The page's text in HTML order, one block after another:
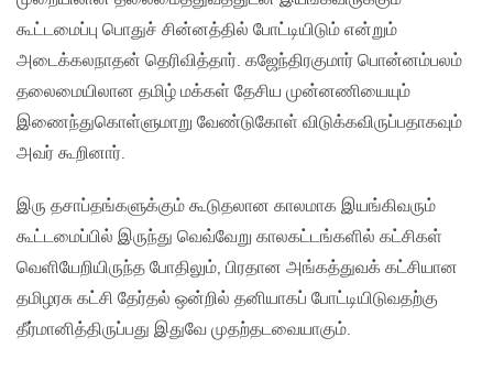
கூட்டமைப்பு பொதுச் சின்னத்தில் போட்டியிடும் என்றும்
அடைக்கலநாதன் தெரிவித்தார். கஜேந்திரகுமார் பொன்னம்பலம்
தலைமையிலான தமிழ் மக்கள் தேசிய முன்னணியையும்
இணைந்துகொள்ளுமாறு வேண்டுகோள் விடுக்கவிருப்பதாகவும்
அவர் கூறினார்.
இரு தசாப்தங்களுக்கும் கூடுதலான காலமாக இயங்கிவரும்
கூட்டமைப்பில் இருந்து வெவ்வேறு காலகட்டங்களில் கட்சிகள்
வெளியேறியிருந்த போதிலும், பிரதான அங்கத்துவக் கட்சியான
தமிழரசு கட்சி தேர்தல் ஒன்றில் தனியாகப் போட்டியிடுவதற்கு
தீர்மானித்திருப்பது இதுவே முதற்தடவையாகும்.